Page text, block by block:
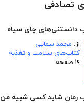
تصادفی
دانستنی‌های چای سیاه
از: محمد سمایی
کتاب‌های سلامت و تغذیه
۱۹ صفحه
رمان شاید کسی شبیه من